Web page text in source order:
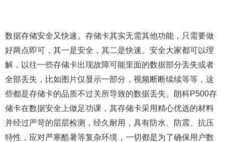
数据存储安全又快速。存储卡其实无需其他功能，只需要做
好两点即可，其一是安全，其二是快速。安全大家都可以理
解，以往一些存储卡出现故障可能里面的数据部分丢失或者
全部丢失，比如图片仅显示一部分，视频断断续续等等，这
些都是存储卡的品质不过关所导致的数据丢失。朗科P500存
储卡在数据安全上做足功课，其存储卡采用精心优选的材料
并经过严苛的层层检测，经久耐用，具有防水、防震、抗压
特性，应对严寒酷暑等复杂环境，一切都是为了确保用户数